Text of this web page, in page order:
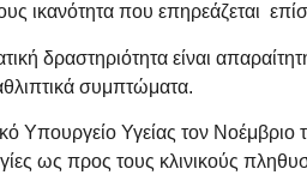
ικανότητα που επηρεάζεται
δραστηριότητα είναι
συμπτώματα.
Υπουργείο Υγείας τον
ως προς τους κλινικούς